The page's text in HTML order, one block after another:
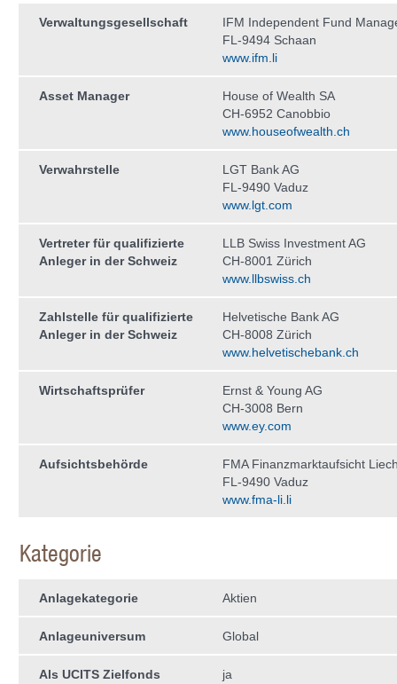
Verwaltungs­gesellschaft
IFM Independent Fund
FL-9494 Schaan
www.ifm.li
Asset Manager
House of Wealth SA
CH-6952 Canobbio
www.houseofwealth.ch
Verwahrstelle
LGT Bank AG
FL-9490 Vaduz
www.lgt.com
Vertreter für qualifizierte
Anleger in der Schweiz
LLB Swiss Investment AG
CH-8001 Zürich
www.llbswiss.ch
Zahlstelle für qualifizierte
Anleger in der Schweiz
Helvetische Bank AG
CH-8008 Zürich
www.helvetischebank.ch
Wirtschaftsprüfer
Ernst & Young AG
CH-3008 Bern
www.ey.com
Aufsichtsbehörde
FMA Finanzmarktaufsicht
FL-9490 Vaduz
www.fma-li.li
Kategorie
Anlagekategorie Aktien
Anlageuniversum Global
Als UCITS Zielfonds
ja